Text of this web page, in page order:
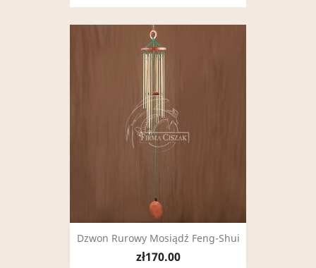
Dzwon Rurowy Mosiądź Feng-Shui
zł170.00